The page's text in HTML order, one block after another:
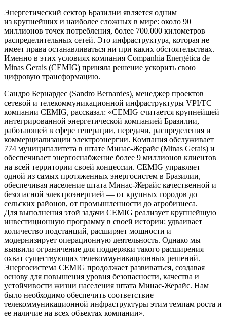
Энергетический сектор Бразилии является одним
из крупнейших и наиболее сложных в мире: около 90
миллионов точек потребления, более 700.000 километров
распределительных сетей. Это инфраструктура, которая не
имеет права останавливаться ни при каких обстоятельствах.
Именно в этих условиях компания Companhia Energética de
Minas Gerais (CEMIG) приняла решение ускорить свою
цифровую трансформацию.
Сандро Бернардес (Sandro Bernardes), менеджер проектов
сетевой и телекоммуникационной инфраструктуры VPI/TC
компании CEMIG, рассказал: «CEMIG считается крупнейшей
интегрированной энергетической компанией Бразилии,
работающей в сфере генерации, передачи, распределения и
коммерциализации электроэнергии. Компания обслуживает
774 муниципалитета в штате Минас-Жерайс (Minas Gerais) и
обеспечивает энергоснабжение более 9 миллионов клиентов
на всей территории своей концессии. CEMIG управляет
одной из самых протяженных энергосистем в Бразилии,
обеспечивая население штата Минас-Жерайс качественной и
безопасной электроэнергией — от крупных городов до
сельских районов, от промышленности до агробизнеса.
Для выполнения этой задачи CEMIG реализует крупнейшую
инвестиционную программу в своей истории: удваивает
количество подстанций, расширяет мощности и
модернизирует операционную деятельность. Однако мы
выявили ограничение для поддержки такого расширения —
охват существующих телекоммуникационных решений.
Энергосистема CEMIG продолжает развиваться, создавая
основу для повышения уровня безопасности, качества и
устойчивости жизни населения штата Минас-Жерайс. Нам
было необходимо обеспечить соответствие
телекоммуникационной инфраструктуры этим темпам роста и
ее наличие на всех объектах компании».